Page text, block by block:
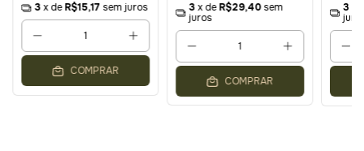
3x deR$15,17 sem juros
COMPRAR
3 x deR$29,40 sem
juros
COMPRAR
3